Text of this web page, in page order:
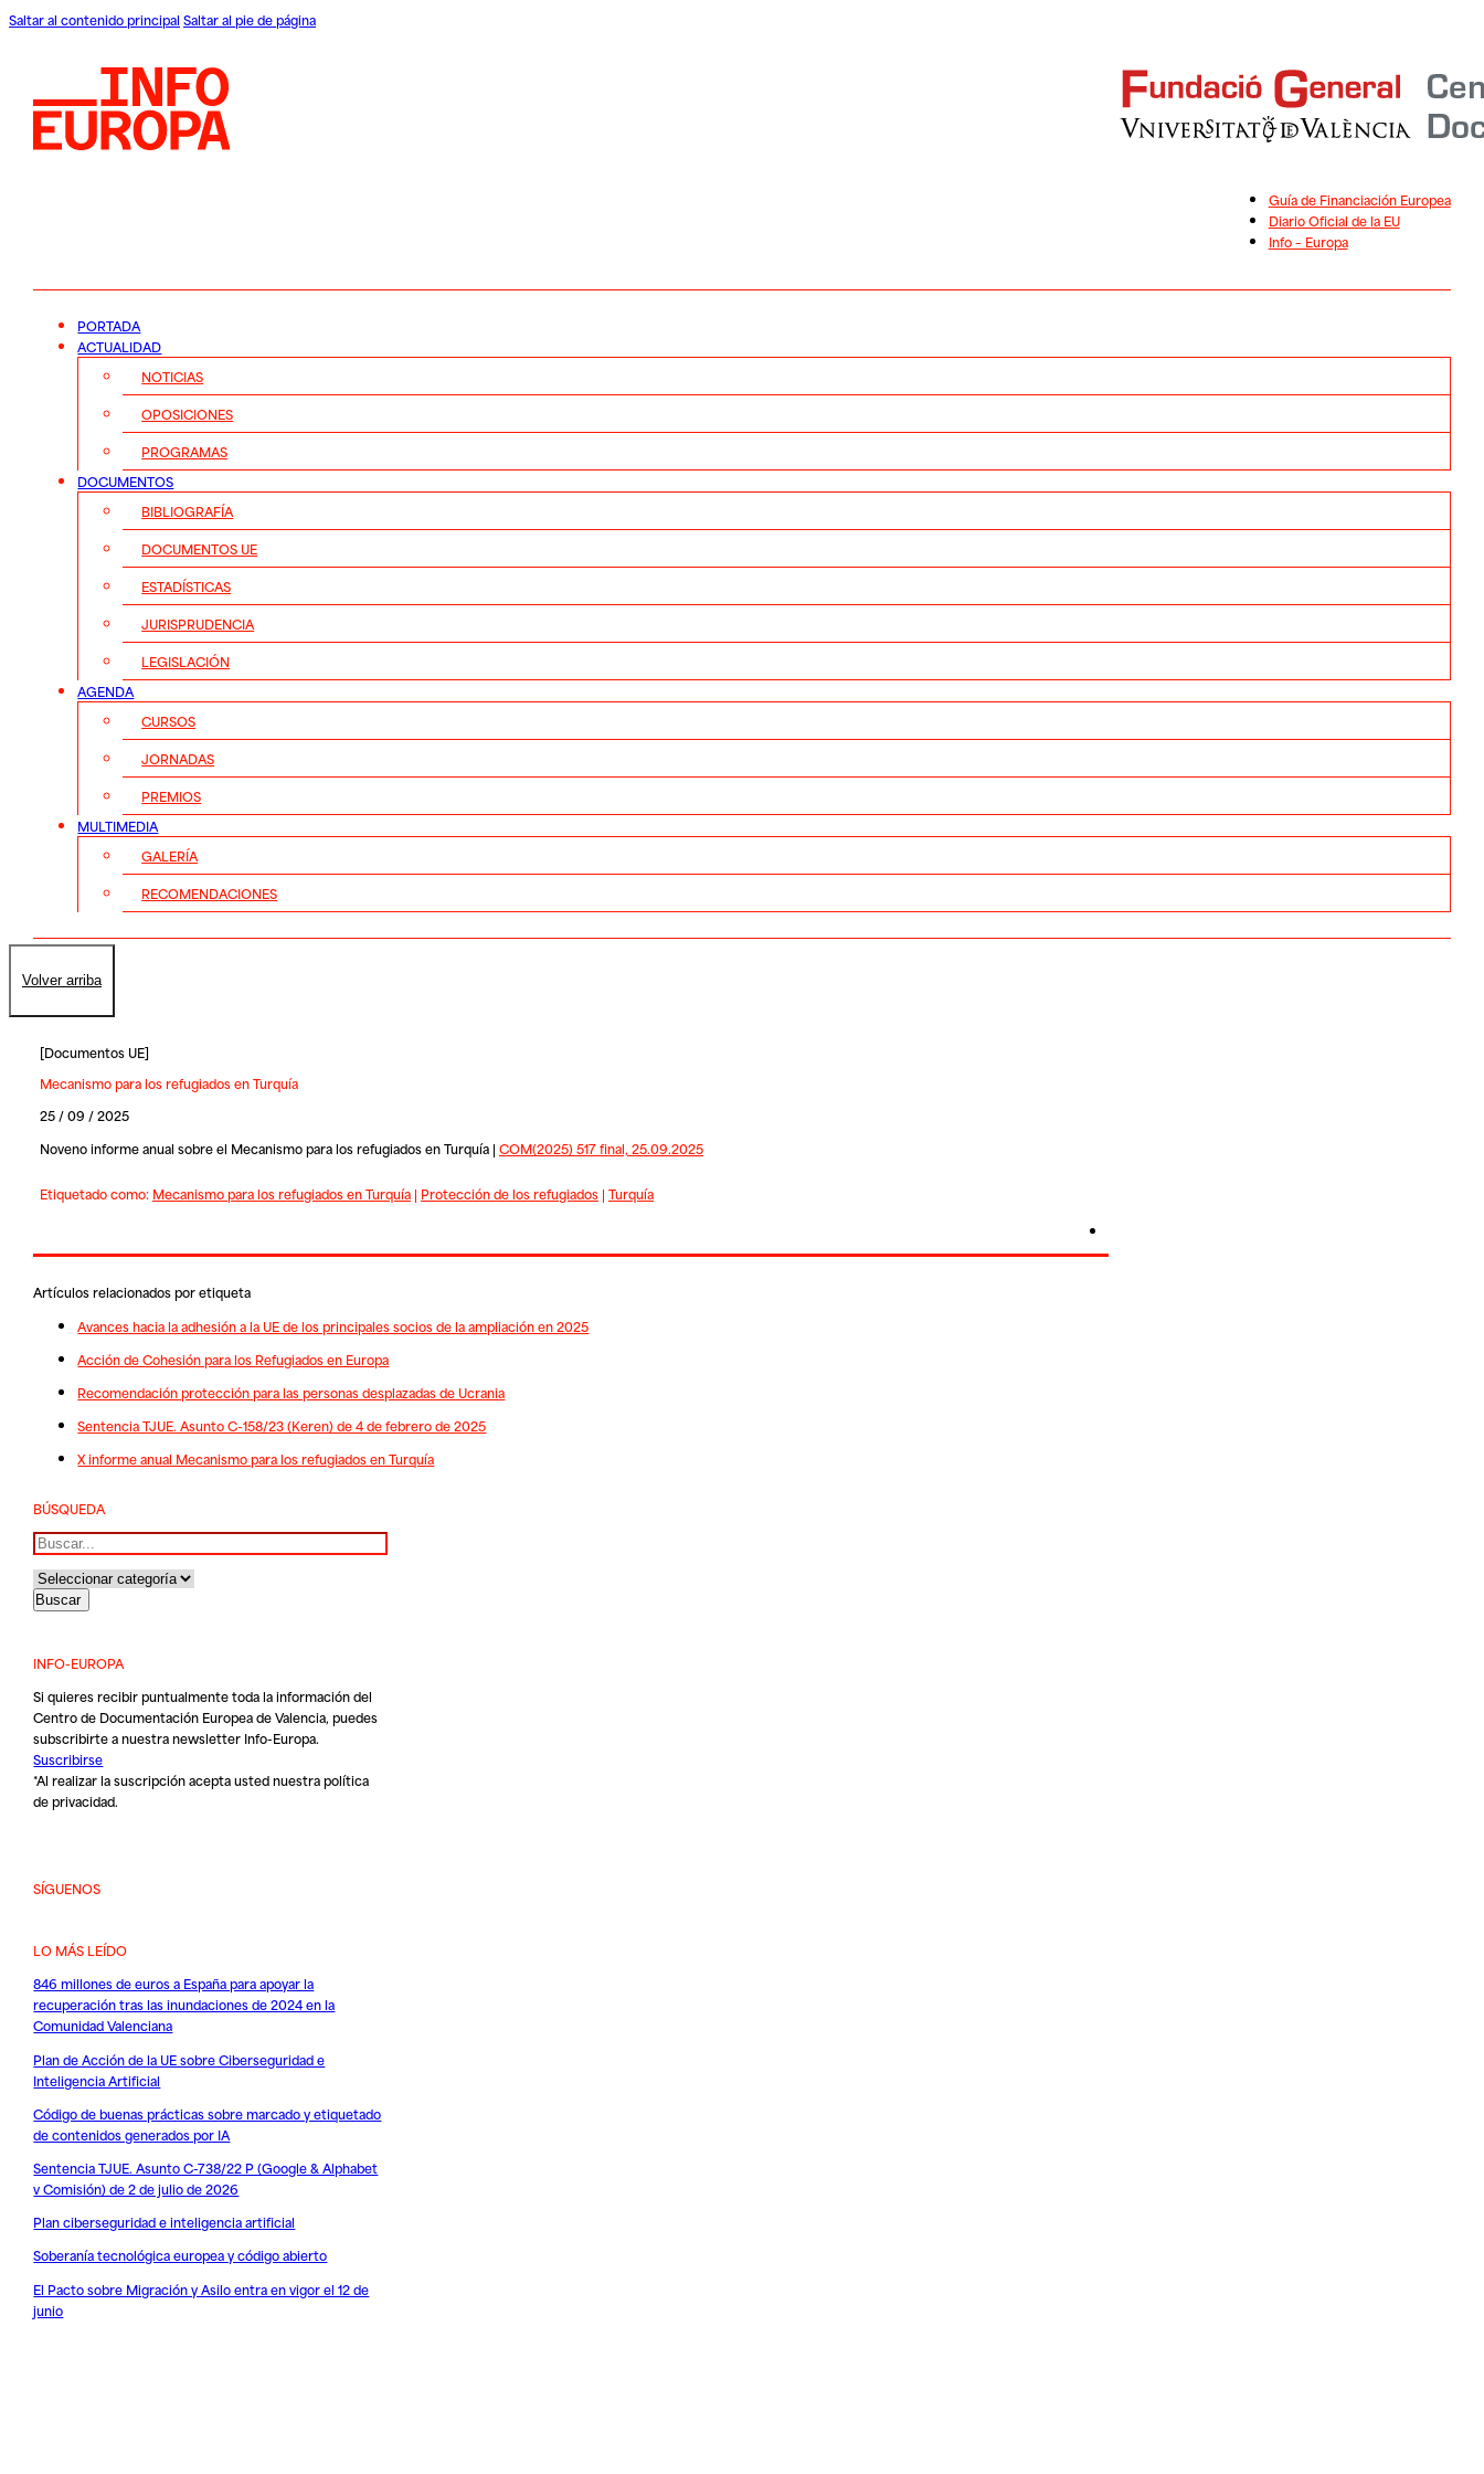
Saltar al contenido principal Saltar al pie de página
Guía de Financiación Europea
Diario Oficial de la EU
Info – Europa
PORTADA
ACTUALIDAD
NOTICIAS
OPOSICIONES
PROGRAMAS
DOCUMENTOS
BIBLIOGRAFÍA
DOCUMENTOS UE
ESTADÍSTICAS
JURISPRUDENCIA
LEGISLACIÓN
AGENDA
CURSOS
JORNADAS
PREMIOS
MULTIMEDIA
GALERÍA
RECOMENDACIONES
Volver arriba
[Documentos UE]
Mecanismo para los refugiados en Turquía
25 / 09 / 2025
Noveno informe anual sobre el Mecanismo para los refugiados en Turquía | COM(2025) 517 final, 25.09.2025
Etiquetado como: Mecanismo para los refugiados en Turquía| Protección de los refugiados| Turquía
Artículos relacionados por etiqueta
Avances hacia la adhesión a la UE de los principales socios de la ampliación en 2025
Acción de Cohesión para los Refugiados en Europa
Recomendación protección para las personas desplazadas de Ucrania
Sentencia TJUE. Asunto C-158/23 (Keren) de 4 de febrero de 2025
X informe anual Mecanismo para los refugiados en Turquía
BÚSQUEDA
Buscar
INFO-EUROPA
Si quieres recibir puntualmente toda la información del
Centro de Documentación Europea de Valencia, puedes
subscribirte a nuestra newsletter Info-Europa.
Suscribirse
*Al realizar la suscripción acepta usted nuestrapolítica
de privacidad.
SÍGUENOS
LO MÁS LEÍDO
846 millones de euros a España para apoyar la
recuperación tras las inundaciones de 2024 en la
Comunidad Valenciana
Plan de Acción de la UE sobre Ciberseguridad e
Inteligencia Artificial
Código de buenas prácticas sobre marcado y etiquetado
de contenidos generados por IA
Sentencia TJUE. Asunto C-738/22 P (Google & Alphabet
v Comisión) de 2 de julio de 2026
Plan ciberseguridad e inteligencia artificial
Soberanía tecnológica europea y código abierto
El Pacto sobre Migración y Asilo entra en vigor el 12 de
junio